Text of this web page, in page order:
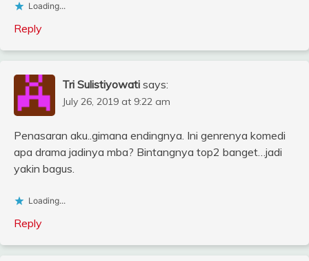
Loading...
Reply
Tri Sulistiyowati says:
July 26, 2019 at 9:22 am
Penasaran aku..gimana endingnya. Ini genrenya komedi
apa drama jadinya mba? Bintangnya top2 banget…jadi
yakin bagus.
Loading...
Reply